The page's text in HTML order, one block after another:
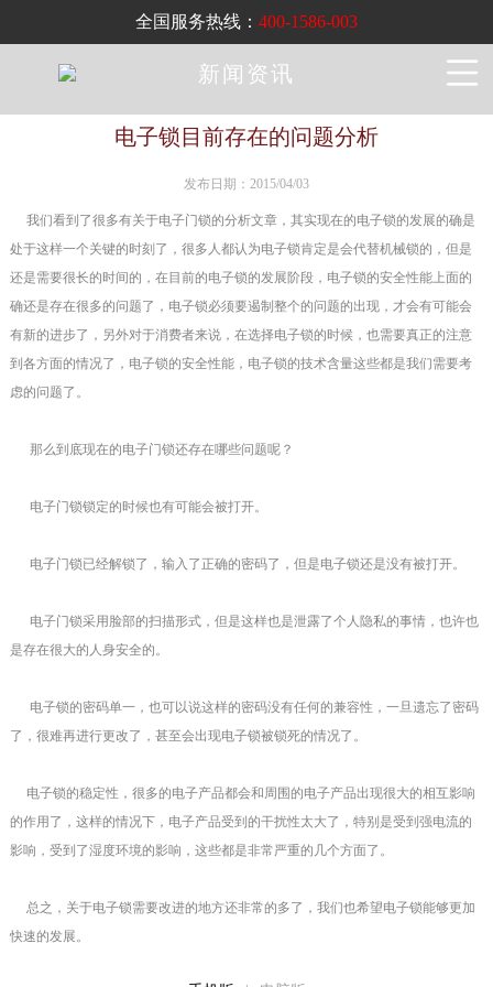
全国服务热线： 400-1586-003
新闻资讯
电子锁目前存在的问题分析
发布日期：2015/04/03
我们看到了很多有关于电子门锁的分析文章，其实现在的电子锁的发展的确是
处于这样一个关键的时刻了，很多人都认为电子锁肯定是会代替机械锁的，但是
还是需要很长的时间的，在目前的电子锁的发展阶段，电子锁的安全性能上面的
确还是存在很多的问题了，电子锁必须要遏制整个的问题的出现，才会有可能会
有新的进步了，另外对于消费者来说，在选择电子锁的时候，也需要真正的注意
到各方面的情况了，电子锁的安全性能，电子锁的技术含量这些都是我们需要考
虑的问题了。
那么到底现在的电子门锁还存在哪些问题呢？
电子门锁锁定的时候也有可能会被打开。
电子门锁已经解锁了，输入了正确的密码了，但是电子锁还是没有被打开。
电子门锁采用脸部的扫描形式，但是这样也是泄露了个人隐私的事情，也许也
是存在很大的人身安全的。
电子锁的密码单一，也可以说这样的密码没有任何的兼容性，一旦遗忘了密码
了，很难再进行更改了，甚至会出现电子锁被锁死的情况了。
电子锁的稳定性，很多的电子产品都会和周围的电子产品出现很大的相互影响
的作用了，这样的情况下，电子产品受到的干扰性太大了，特别是受到强电流的
影响，受到了湿度环境的影响，这些都是非常严重的几个方面了。
总之，关于电子锁需要改进的地方还非常的多了，我们也希望电子锁能够更加
快速的发展。